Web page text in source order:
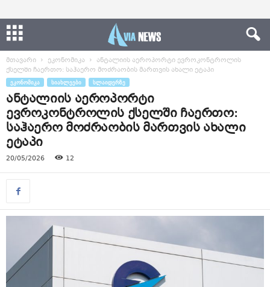
მთავარი ეკონომიკა
ანტალიის აეროპორტი ევროკონტროლის
ქსელში ჩაერთო: საჰაერო მოძრაობის მართვის ახალი ეტაპი
ᲔᲙᲝᲜᲝᲛᲘᲙᲐ ᲡᲘᲐᲮᲚᲔᲔᲑᲘ ᲡᲚᲐᲘᲓᲔᲠᲖᲔ
ანტალიის აეროპორტი
ევროკონტროლის ქსელში ჩაერთო:
საჰაერო მოძრაობის მართვის ახალი
ეტაპი
20/05/2026 12